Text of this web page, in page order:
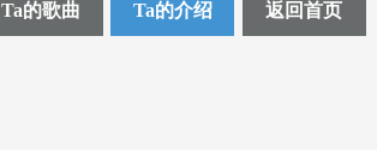
Ta的歌曲 Ta的介绍 返回首页